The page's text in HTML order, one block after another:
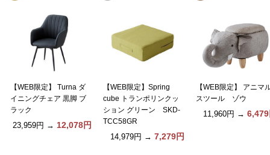
【WEB限定】 Turna ダ
イニングチェア 黒脚 ブ
ラック
23,959円 → 12,078円
【WEB限定】Spring
cube トランポリンクッ
ション グリーン SKD-
TCC58GR
14,979円 → 7,279円
【WEB限定】 アニマ
スツール ゾウ
11,960円 →